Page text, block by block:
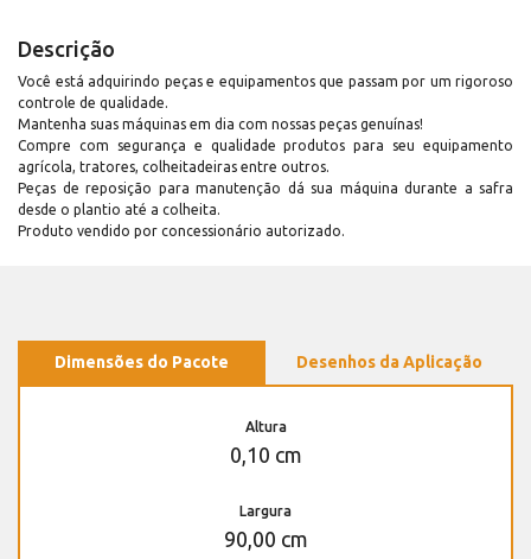
Descrição
Você está adquirindo peças e equipamentos que passam por um rigoroso
controle de qualidade.
Mantenha suas máquinas em dia com nossas peças genuínas!
Compre com segurança e qualidade produtos para seu equipamento
agrícola, tratores, colheitadeiras entre outros.
Peças de reposição para manutenção dá sua máquina durante a safra
desde o plantio até a colheita.
Produto vendido por concessionário autorizado.
Dimensões do Pacote Desenhos da Aplicação
Altura
0,10 cm
Largura
90,00 cm